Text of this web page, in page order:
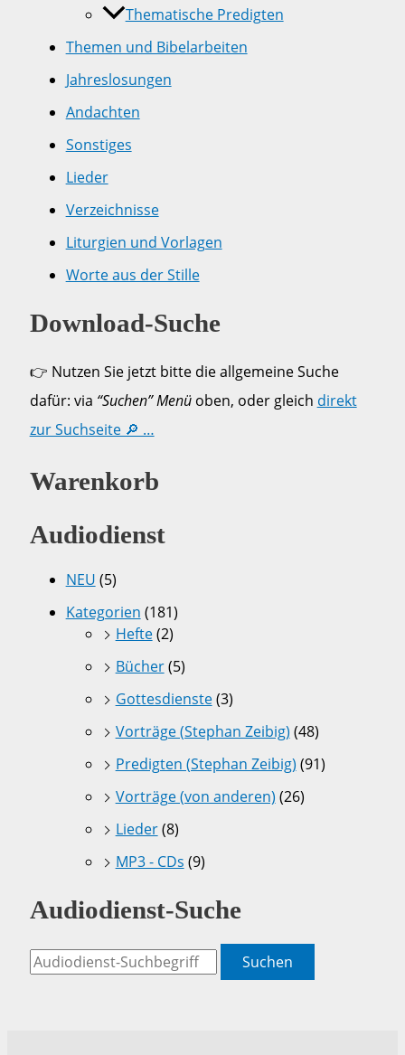
Thematische Predigten
Themen und Bibelarbeiten
Jahreslosungen
Andachten
Sonstiges
Lieder
Verzeichnisse
Liturgien und Vorlagen
Worte aus der Stille
Download-Suche
👉 Nutzen Sie jetzt bitte die allgemeine Suche
dafür: via “Suchen” Menüoben, oder gleich direkt
zur Suchseite 🔎 …
Warenkorb
Audiodienst
NEU (5)
Kategorien (181)
Hefte(2)
Bücher(5)
Gottesdienste(3)
Vorträge (Stephan Zeibig) (48)
Predigten (Stephan Zeibig) (91)
Vorträge (von anderen) (26)
Lieder(8)
MP3 - CDs (9)
Audiodienst-Suche
Suchen